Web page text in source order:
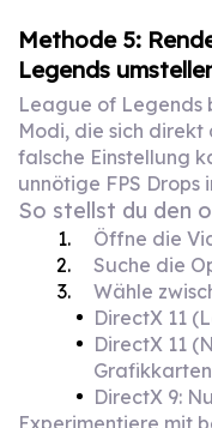
Methode 5:
Legends
League of Legends
Modi, die sich
falsche Einstellung
unnötige FPS Drops
So stellst du den
Öffne die
Suche die
Wähle
DirectX 11
DirectX 11
Grafikkarten
DirectX 9:
Experimentiere mit